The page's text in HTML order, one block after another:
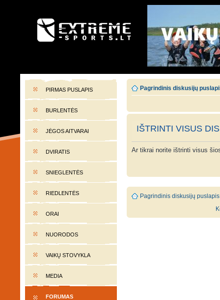
EXTREME-SPORTS.LT
PIRMAS PUSLAPIS
BURLENTĖS
JĖGOS AITVARAI
DVIRATIS
SNIEGLENTĖS
RIEDLENTĖS
ORAI
NUORODOS
VAIKŲ STOVYKLA
MEDIA
FORUMAS
Pagrindinis diskusijų
IŠTRINTI VISUS
Ar tikrai norite ištrinti visus
Pagrindinis diskusijų puslapis